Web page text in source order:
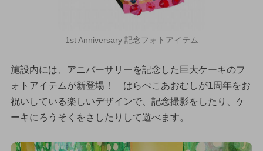
1st Anniversary 記念フォトアイテム
施設内には、アニバーサリーを記念した巨大ケーキのフ
ォトアイテムが新登場！ はらぺこあおむしが1周年をお
祝いしている楽しいデザインで、記念撮影をしたり、ケ
ーキにろうそくをさしたりして遊べます。